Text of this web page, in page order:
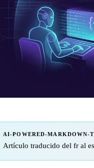
AI-POWERED-MARKDOWN-
Artículo traducido del fr al